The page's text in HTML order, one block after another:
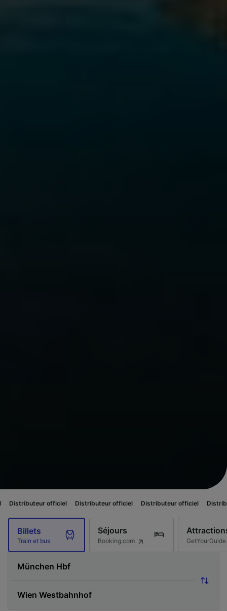
officiel Distributeur officiel Distributeur officiel Distributeur officiel
Billets
Train et bus
Séjours
Booking.com GetYourGuide